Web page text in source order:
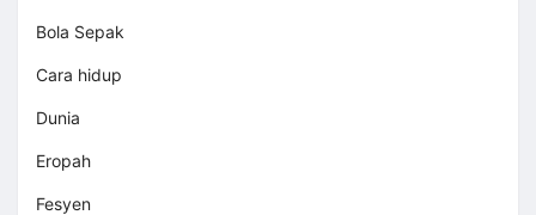
Bola Sepak
Cara hidup
Dunia
Eropah
Fesyen